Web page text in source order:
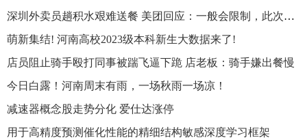
深圳外卖员趟积水艰难送餐 美团回应：一般会限制，此次会核实调查
萌新集结! 河南高校2023级本科新生大数据来了!
店员阻止骑手殴打同事被踹飞逼下跪 店老板：骑手嫌出餐慢
今日白露！河南周末有雨，一场秋雨一场凉！
减速器概念股走势分化 爱仕达涨停
用于高精度预测催化性能的精细结构敏感深度学习框架